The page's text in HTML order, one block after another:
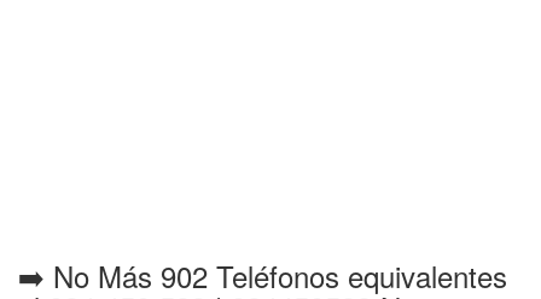
➡️ No Más 902 Teléfonos equivalentes